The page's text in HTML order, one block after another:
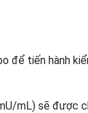
để tiến hành
mL) sẽ được